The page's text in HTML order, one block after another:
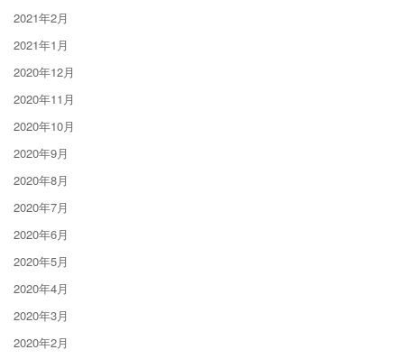
2021年2月
2021年1月
2020年12月
2020年11月
2020年10月
2020年9月
2020年8月
2020年7月
2020年6月
2020年5月
2020年4月
2020年3月
2020年2月